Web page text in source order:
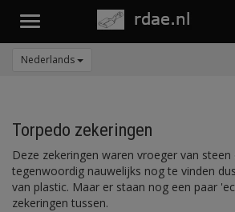
Toggle
Nederlands
Torpedo zekeringen
Deze zekeringen waren vroeger van
tegenwoordig nauwelijks nog te vinden
van plastic. Maar er staan nog een paar
zekeringen tussen.